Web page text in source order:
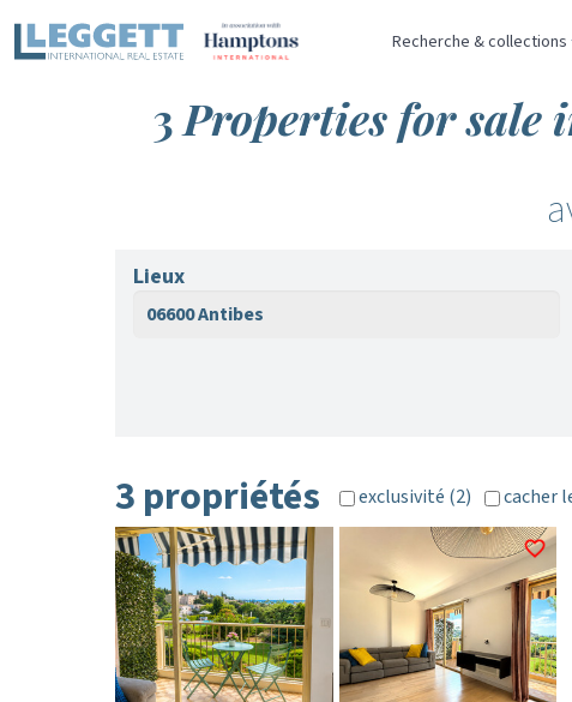
Recherche & collections
3 Properties for sale
Lieux
06600 Antibes
3 propriétés exclusivité (2) cacher